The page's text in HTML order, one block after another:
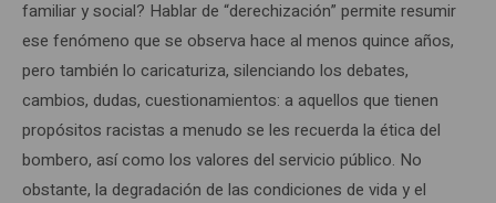
familiar y social? Hablar de “derechización” permite resumir
ese fenómeno que se observa hace al menos quince años,
pero también lo caricaturiza, silenciando los debates,
cambios, dudas, cuestionamientos: a aquellos que tienen
propósitos racistas a menudo se les recuerda la ética del
bombero, así como los valores del servicio público. No
obstante, la degradación de las condiciones de vida y el